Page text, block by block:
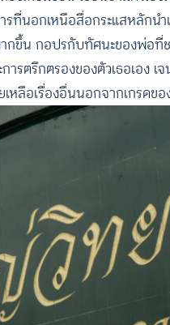
รที่นอกเหนือสื่อกระแสหลัก
กขึ้น กอปรกับทัศนะของพ่อ
รตรึกตรองของตัวเธอเอง
หลือเรื่องอื่นนอกจากเกรดขอ